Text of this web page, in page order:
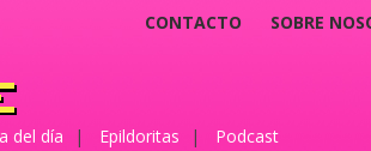
CONTACTO SOBRE
del día | Epildoritas | Podcast